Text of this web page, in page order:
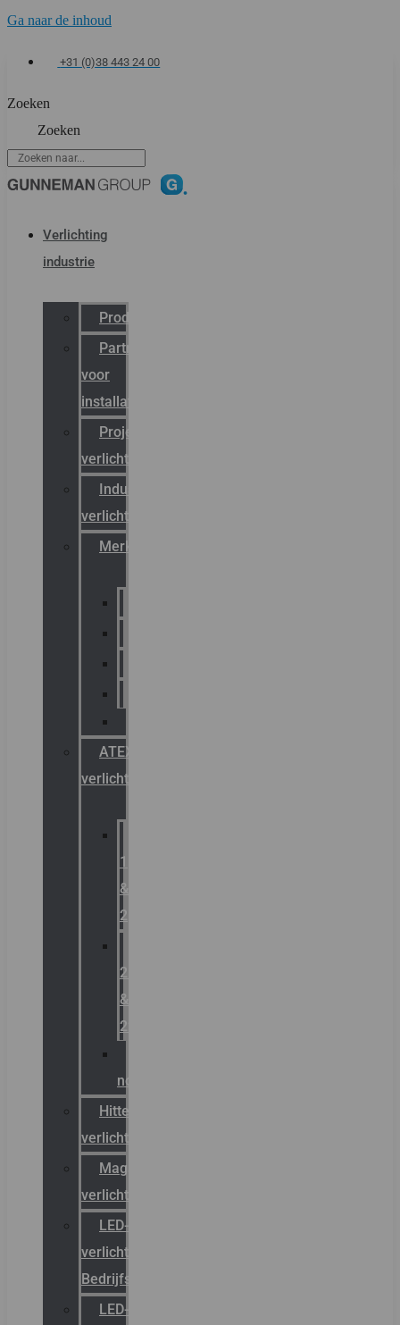
Ga naar de inhoud
+31 (0)38 443 24 00
Zoeken
Zoeken
Verlichting
industrie
Productcatalogus
Partner
voor
installateurs
Projectreferenties
verlichting
Industriële
verlichting
Merken
ATEX
verlichting
1
&
2
21
&
22
noodverlichting
Hittebestendige
verlichting
Magazijn
verlichting
LED-
verlichting
Bedrijfshal
LED-